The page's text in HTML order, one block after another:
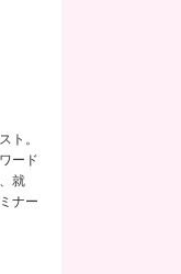
ト。
ード
就
ナー